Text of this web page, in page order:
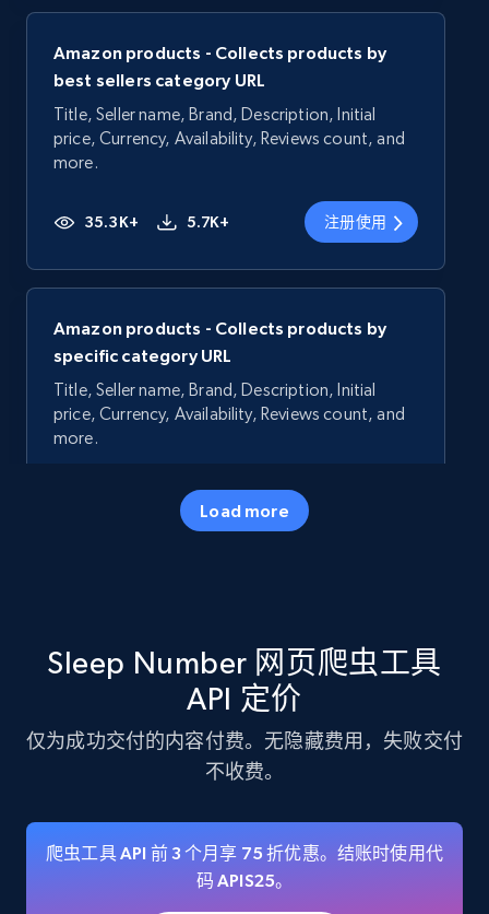
Amazon products - Collects products by
best sellers category URL
Title, Seller name, Brand, Description, Initial
price, Currency, Availability, Reviews count, and
more.
35.3K+ 5.7K+ 注册使用
Amazon products - Collects products by
specific category URL
Title, Seller name, Brand, Description, Initial
price, Currency, Availability, Reviews count, and
more.
5.7K+
Title, Seller name, Brand, Description, Initial
price, Currency, Availability, Reviews count, and
5.7K+
Amazon products - find products by using
Load more
Sleep Number 网页爬虫工具
API 定价
仅为成功交付的内容付费。无隐藏费用，失败交付
不收费。
爬虫工具 API 前 3 个月享 75 折优惠。结账时使用代
码 APIS25。